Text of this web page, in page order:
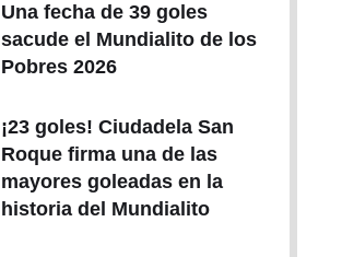
Una fecha de 39 goles
sacude el Mundialito de los
Pobres 2026
¡23 goles! Ciudadela San
Roque firma una de las
mayores goleadas en la
historia del Mundialito